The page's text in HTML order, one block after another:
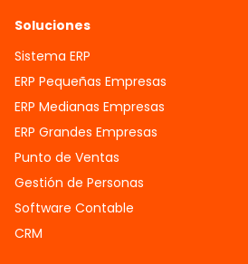
Soluciones
Sistema ERP
ERP Pequeñas Empresas
ERP Medianas Empresas
ERP Grandes Empresas
Punto de Ventas
Gestión de Personas
Software Contable
CRM